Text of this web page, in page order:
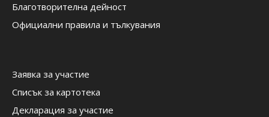
Благотворителна дейност
Официални правила и тълкувания
Заявка за участие
Списък за картотека
Декларация за участие